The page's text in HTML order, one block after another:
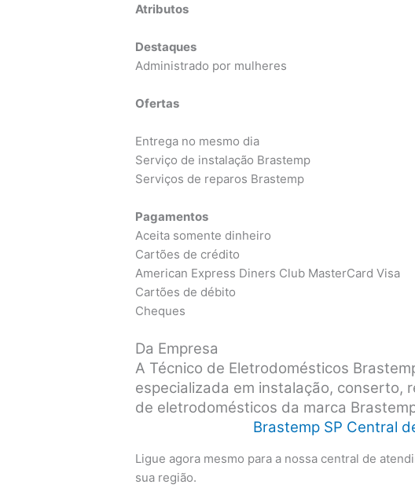
Atributos
Destaques
Administrado por mulheres
Ofertas
Entrega no mesmo dia
Serviço de instalação Brastemp
Serviços de reparos Brastemp
Pagamentos
Aceita somente dinheiro
Cartões de crédito
American Express Diners Club MasterCard Visa
Cartões de débito
Cheques
Da Empresa
A Técnico de Eletrodomésticos
especializada em instalação, conserto,
de eletrodomésticos da marca
Brastemp SP Central
Ligue agora mesmo para a nossa central de
sua região.